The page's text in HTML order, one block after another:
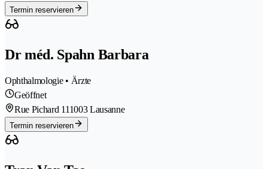
Termin reservieren
Dr méd. Spahn Barbara
Ophthalmologie • Ärzte
Geöffnet
Rue Pichard 111003 Lausanne
Termin reservieren